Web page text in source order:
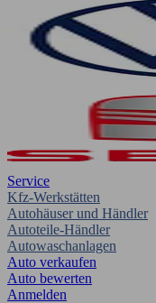
Service
Kfz-Werkstätten
Autohäuser und Händler
Autoteile-Händler
Autowaschanlagen
Auto verkaufen
Auto bewerten
Anmelden